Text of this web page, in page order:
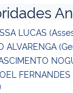
LUCAS
ALVARENGA
FERNANDES